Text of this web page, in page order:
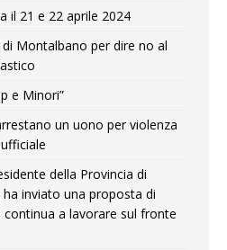
il 21 e 22 aprile 2024
Montalbano per dire no al
e Minori”
un uono per violenza
della Provincia di
inviato una proposta di
a lavorare sul fronte